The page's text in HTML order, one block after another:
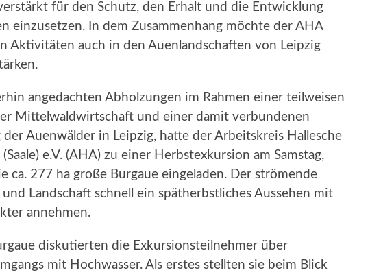
für den Schutz, den Erhalt und die Entwicklung
einzusetzen. In dem Zusammenhang möchte der AHA
Aktivitäten auch in den Auenlandschaften von Leipzig
angedachten Abholzungen im Rahmen einer teilweisen
Mittelwaldwirtschaft und einer damit verbundenen
Auenwälder in Leipzig, hatte der Arbeitskreis Hallesche
e.V. (AHA) zu einer Herbstexkursion am Samstag,
ca. 277 ha große Burgaue eingeladen. Der strömende
Landschaft schnell ein spätherbstliches Aussehen mit
annehmen.
diskutierten die Exkursionsteilnehmer über
mit Hochwasser. Als erstes stellten sie beim Blick